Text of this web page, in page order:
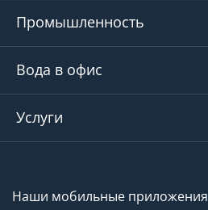
Промышленность
Вода в офис
Услуги
Наши мобильные приложения